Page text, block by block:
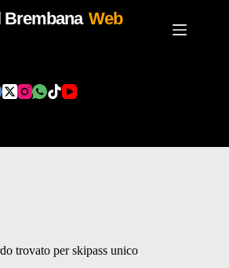
Brembana Web
trovato per skipass unico